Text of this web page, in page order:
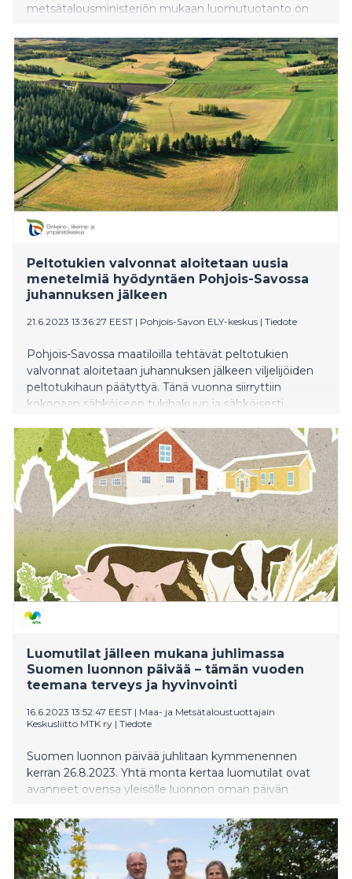
metsätalousministeriön mukaan luomutuotanto on
huoltovarmuutta. Lisäksi se ylläpitää luonnon
monimuotoisuutta. Luomutuotannossa ei käytetä
kemiallisia lannoitteita tai torjunta-aineita, joten luomu
ei ole ulkomaisten tuotantopanosten varassa.
Peltotukien valvonnat aloitetaan uusia
menetelmiä hyödyntäen Pohjois-Savossa
juhannuksen jälkeen
21.6.2023 13:36:27 EEST | Pohjois-Savon ELY-keskus | Tiedote
Pohjois-Savossa maatiloilla tehtävät peltotukien
valvonnat aloitetaan juhannuksen jälkeen viljelijöiden
peltotukihaun päätyttyä. Tänä vuonna siirryttiin
kokonaan sähköiseen tukihakuun ja sähköisesti
Peltovalvontaa tullaan tekemään 2%:lle tiloista eli noin
65 tilalle. Tukiehtojen noudattamista seurataan
satelliittipohjaisella järjestelmällä vuoden 2023 alusta
lähtien. Luomutoimijoiden määrä ja luomuviljelyala
väheni 2023 alkuvuodesta, osa toimijoista luopui
kokonaan viljelystä, osa siirtyi tavanomaiseen viljelyyn
uusien luomusitoumusehtojen myötä.
Luomutilat jälleen mukana juhlimassa
Suomen luonnon päivää – tämän vuoden
teemana terveys ja hyvinvointi
16.6.2023 13:52:47 EEST | Maa- ja Metsätaloustuottajain
Keskusliitto MTK ry | Tiedote
Suomen luonnon päivää juhlitaan kymmenennen
kerran 26.8.2023. Yhtä monta kertaa luomutilat ovat
avanneet ovensa yleisölle luonnon oman päivän
salkoon ja näyttävät, miten ruokaa tuotetaan
luonnonmukaisesti